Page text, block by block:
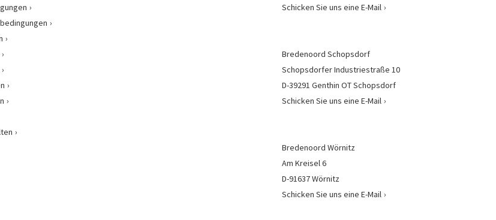
Schicken Sie uns eine E-Mail
Bredenoord Schopsdorf
Schopsdorfer Industriestraße 10
D-39291 Genthin OT Schopsdorf
Schicken Sie uns eine E-Mail
Bredenoord Wörnitz
Am Kreisel 6
D-91637 Wörnitz
Schicken Sie uns eine E-Mail